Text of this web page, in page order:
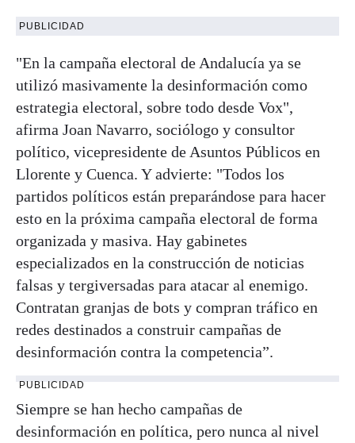
PUBLICIDAD
"En la campaña electoral de Andalucía ya se
utilizó masivamente la desinformación como
estrategia electoral, sobre todo desde Vox",
afirma Joan Navarro, sociólogo y consultor
político, vicepresidente de Asuntos Públicos en
Llorente y Cuenca. Y advierte: "Todos los
partidos políticos están preparándose para hacer
esto en la próxima campaña electoral de forma
organizada y masiva. Hay gabinetes
especializados en la construcción de noticias
falsas y tergiversadas para atacar al enemigo.
Contratan granjas de bots y compran tráfico en
redes destinados a construir campañas de
desinformación contra la competencia”.
PUBLICIDAD
Siempre se han hecho campañas de
desinformación en política, pero nunca al nivel